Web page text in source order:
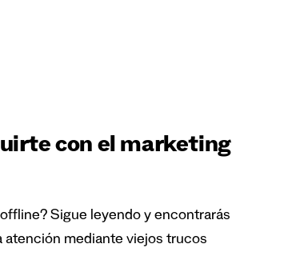
con el marketing
Sigue leyendo y encontrarás
atención mediante viejos trucos